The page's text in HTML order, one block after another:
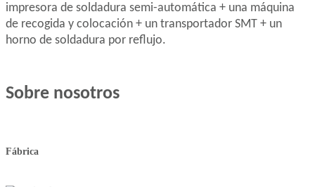
impresora de soldadura semi-automática + una máquina
de recogida y colocación + un transportador SMT + un
horno de soldadura por reflujo.
Sobre nosotros
Fábrica